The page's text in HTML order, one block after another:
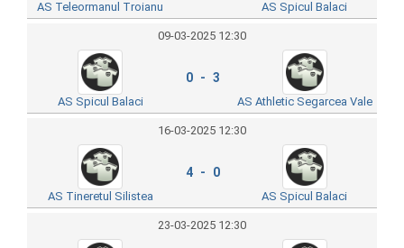
AS Teleormanul Troianu AS Spicul Balaci
09-03-2025 12:30
AS Spicul Balaci
0 - 3
AS Athletic Segarcea Vale
16-03-2025 12:30
AS Tineretul Silistea
4 - 0
AS Spicul Balaci
23-03-2025 12:30